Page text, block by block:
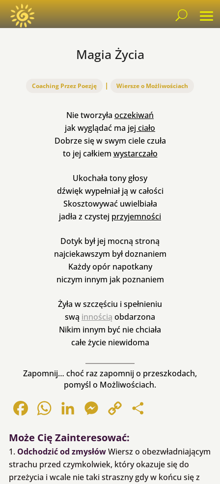
Magia Życia
Coaching Przez Poezję | Wiersze o Możliwościach
Nie tworzyła oczekiwań
jak wyglądać ma jej ciało
Dobrze się w swym ciele czuła
to jej całkiem wystarczało
Ukochała tony głosy
dźwięk wypełniał ją w całości
Skosztowywać uwielbiała
jadła z czystej przyjemności
Dotyk był jej mocną stroną
najciekawszym był doznaniem
Każdy opór napotkany
niczym innym jak poznaniem
Żyła w szczęściu i spełnieniu
swą innością obdarzona
Nikim innym być nie chciała
całe życie niewidoma
Zapomnij… choć raz zapomnij o przeszkodach,
pomyśl o Możliwościach.
FacebookWhatsAppLinkedInMessenger
Copy
Może Cię Zainteresować:
Odchodzić od zmysłówWiersz o obezwładniającym
strachu przed czymkolwiek, który okazuje się do
przeżycia i wcale nie taki straszny gdy w końcu się z